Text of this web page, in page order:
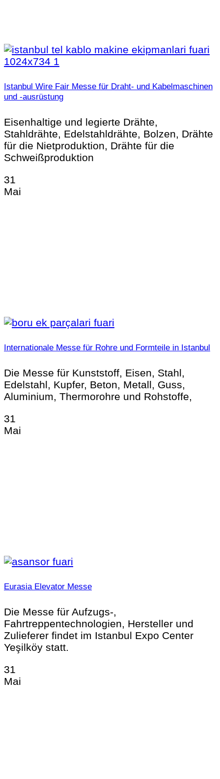
Istanbul Wire Fair Messe für Draht- und Kabelmaschinen
und -ausrüstung
Eisenhaltige und legierte Drähte,
Stahldrähte, Edelstahldrähte, Bolzen, Drähte
für die Nietproduktion, Drähte für die
Schweißproduktion
31
Mai
Internationale Messe für Rohre und Formteile in Istanbul
Die Messe für Kunststoff, Eisen, Stahl,
Edelstahl, Kupfer, Beton, Metall, Guss,
Aluminium, Thermorohre und Rohstoffe,
31
Mai
Eurasia Elevator Messe
Die Messe für Aufzugs-,
Fahrtreppentechnologien, Hersteller und
Zulieferer findet im Istanbul Expo Center
Yeşilköy statt.
31
Mai